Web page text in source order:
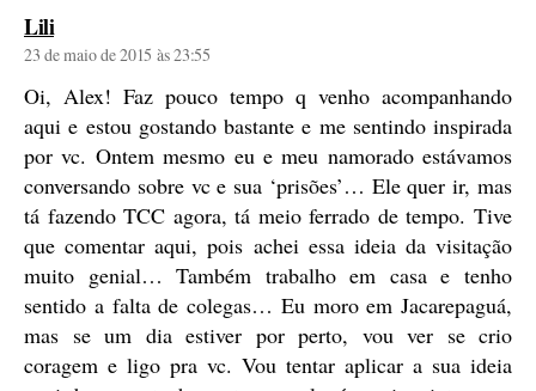
Lilidiz:
23 de maio de 2015 às 23:55
Oi, Alex! Faz pouco tempo q venho acompanhando
aqui e estou gostando bastante e me sentindo inspirada
por vc. Ontem mesmo eu e meu namorado estávamos
conversando sobre vc e sua ‘prisões’… Ele quer ir, mas
tá fazendo TCC agora, tá meio ferrado de tempo. Tive
que comentar aqui, pois achei essa ideia da visitação
muito genial… Também trabalho em casa e tenho
sentido a falta de colegas… Eu moro em Jacarepaguá,
mas se um dia estiver por perto, vou ver se crio
coragem e ligo pra vc. Vou tentar aplicar a sua ideia